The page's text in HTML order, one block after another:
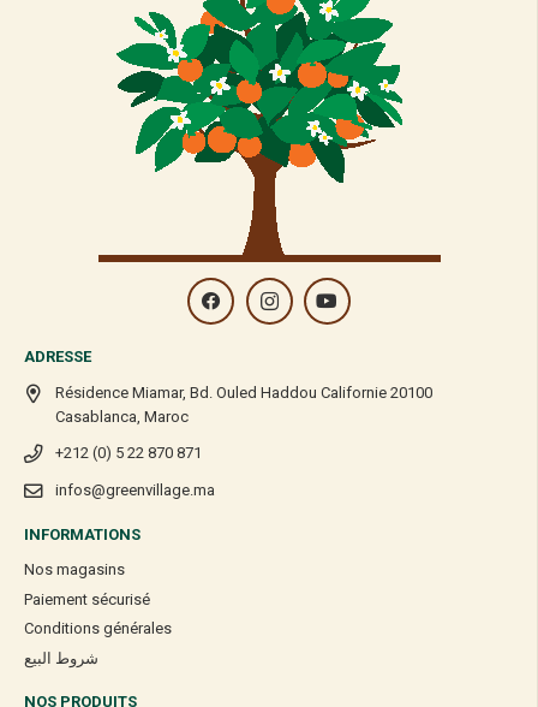
ADRESSE
Résidence Miamar, Bd. Ouled Haddou Californie 20100
Casablanca, Maroc
+212 (0) 5 22 870 871
infos@greenvillage.ma
INFORMATIONS
Nos magasins
Paiement sécurisé
Conditions générales
شروط البيع
NOS PRODUITS